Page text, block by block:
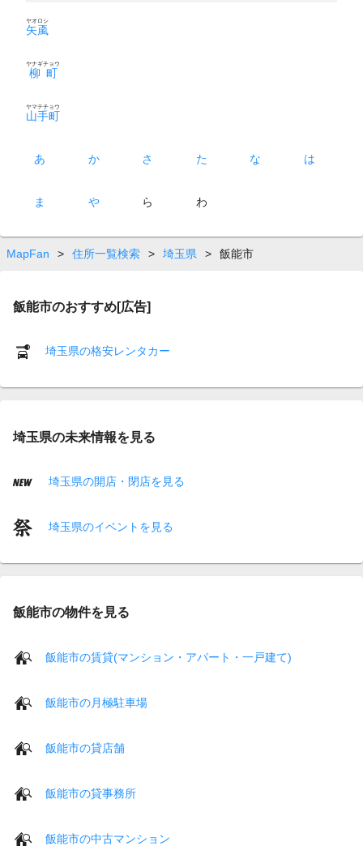
矢颪
ヤオロシ
柳町
ヤナギチョウ
山手町
ヤマテチョウ
あ か さ た な は
ま や ら わ
MapFan > 住所一覧検索 > 埼玉県 > 飯能市
飯能市のおすすめ[広告]
埼玉県の格安レンタカー
埼玉県の未来情報を見る
埼玉県の開店・閉店を見る
埼玉県のイベントを見る
飯能市の物件を見る
飯能市の賃貸(マンション・アパート・一戸建て)
飯能市の月極駐車場
飯能市の貸店舗
飯能市の貸事務所
飯能市の中古マンション